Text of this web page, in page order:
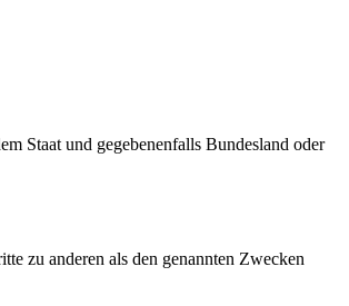
Staat und gegebenenfalls Bundesland oder
zu anderen als den genannten Zwecken